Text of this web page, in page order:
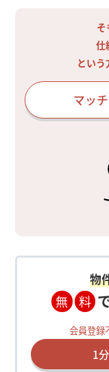
そ
仕
という
マッ
物
無 料
会員登録
1